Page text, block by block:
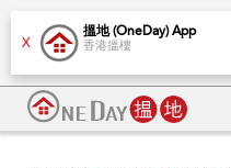
X
搵地 (OneDay) App
香港搵樓